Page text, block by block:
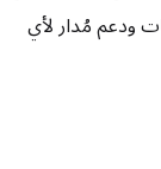
ودعم مُدار لأي